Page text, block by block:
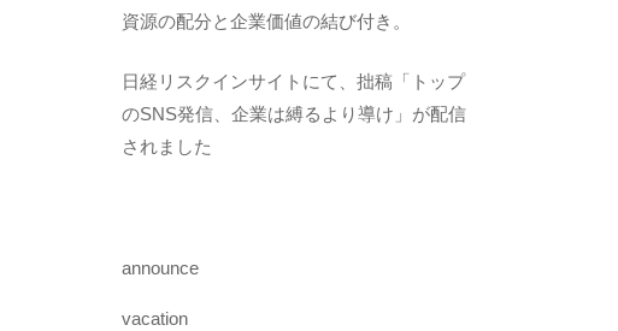
資源の配分と企業価値の結び付き。
日経リスクインサイトにて、拙稿「トップ
のSNS発信、企業は縛るより導け」が配信
されました
announce
vacation